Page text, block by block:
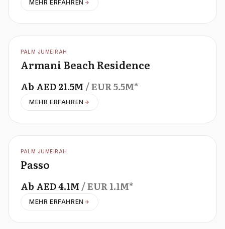
MEHR ERFAHREN
OFFPLAN
PALM JUMEIRAH
Armani Beach Residence
Ab AED21.5M / EUR5.5M*
MEHR ERFAHREN
OFFPLAN
PALM JUMEIRAH
Passo
Ab AED4.1M / EUR1.1M*
MEHR ERFAHREN